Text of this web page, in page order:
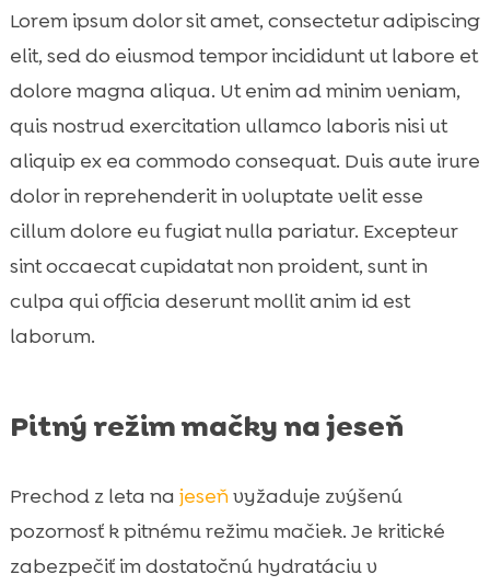
Lorem ipsum dolor sit amet, consectetur adipiscing
elit, sed do eiusmod tempor incididunt ut labore et
dolore magna aliqua. Ut enim ad minim veniam,
quis nostrud exercitation ullamco laboris nisi ut
aliquip ex ea commodo consequat. Duis aute irure
dolor in reprehenderit in voluptate velit esse
cillum dolore eu fugiat nulla pariatur. Excepteur
sint occaecat cupidatat non proident, sunt in
culpa qui officia deserunt mollit anim id est
laborum.
Pitný režim mačky na jeseň
Prechod z leta na jeseňvyžaduje zvýšenú
pozornosť k pitnému režimu mačiek. Je kritické
zabezpečiť im dostatočnú hydratáciu v